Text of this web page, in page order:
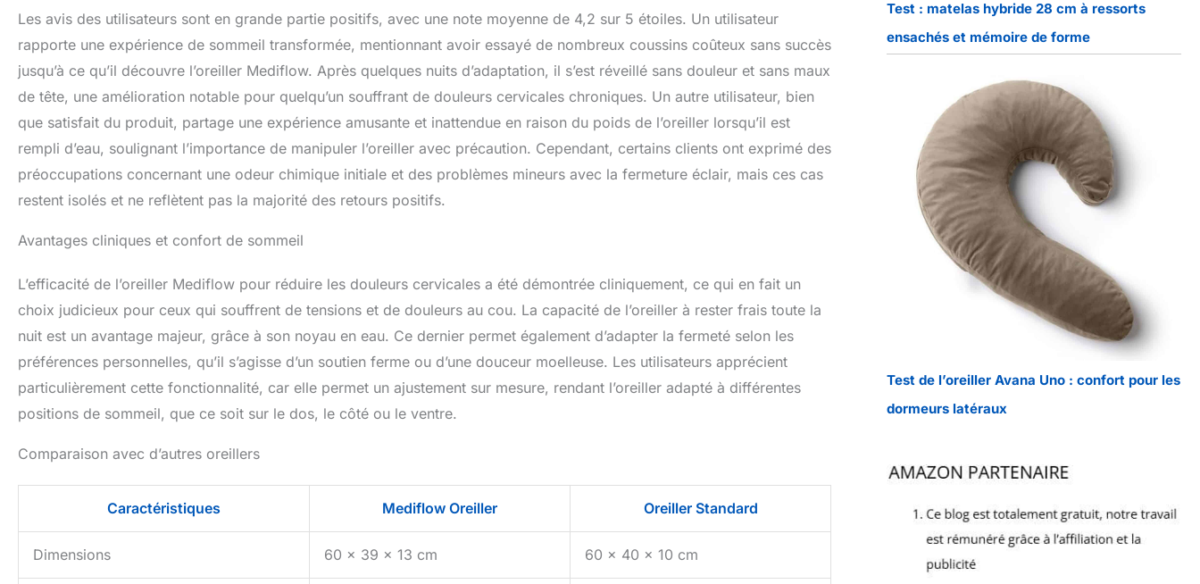
Les avis des utilisateurs sont en grande partie positifs, avec une note moyenne de 4,2 sur 5 étoiles. Un utilisateur
rapporte une expérience de sommeil transformée, mentionnant avoir essayé de nombreux coussins coûteux sans succès
jusqu’à ce qu’il découvre l’oreiller Mediflow. Après quelques nuits d’adaptation, il s’est réveillé sans douleur et sans maux
de tête, une amélioration notable pour quelqu’un souffrant de douleurs cervicales chroniques. Un autre utilisateur, bien
que satisfait du produit, partage une expérience amusante et inattendue en raison du poids de l’oreiller lorsqu’il est
rempli d’eau, soulignant l’importance de manipuler l’oreiller avec précaution. Cependant, certains clients ont exprimé des
préoccupations concernant une odeur chimique initiale et des problèmes mineurs avec la fermeture éclair, mais ces cas
restent isolés et ne reflètent pas la majorité des retours positifs.
Avantages cliniques et confort de sommeil
L’efficacité de l’oreiller Mediflow pour réduire les douleurs cervicales a été démontrée cliniquement, ce qui en fait un
choix judicieux pour ceux qui souffrent de tensions et de douleurs au cou. La capacité de l’oreiller à rester frais toute la
nuit est un avantage majeur, grâce à son noyau en eau. Ce dernier permet également d’adapter la fermeté selon les
préférences personnelles, qu’il s’agisse d’un soutien ferme ou d’une douceur moelleuse. Les utilisateurs apprécient
particulièrement cette fonctionnalité, car elle permet un ajustement sur mesure, rendant l’oreiller adapté à différentes
positions de sommeil, que ce soit sur le dos, le côté ou le ventre.
Comparaison avec d’autres oreillers
Caractéristiques Mediflow Oreiller Oreiller Standard
Dimensions 60 x 39 x 13 cm 60 x 40 x 10 cm
Test : matelas hybride 28 cm à ressorts
ensachés et mémoire de forme
Test de l’oreiller Avana Uno : confort pour les
dormeurs latéraux